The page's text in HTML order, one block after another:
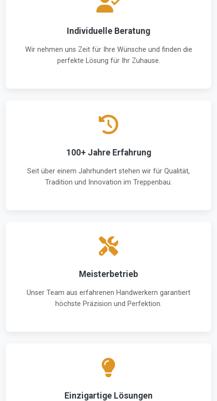
Individuelle Beratung
Wir nehmen uns Zeit für Ihre Wünsche und finden die
perfekte Lösung für Ihr Zuhause.
100+ Jahre Erfahrung
Seit über einem Jahrhundert stehen wir für Qualität,
Tradition und Innovation im Treppenbau.
Meisterbetrieb
Unser Team aus erfahrenen Handwerkern garantiert
höchste Präzision und Perfektion.
Einzigartige Lösungen